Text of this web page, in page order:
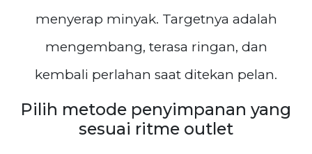
menyerap minyak. Targetnya adalah
mengembang, terasa ringan, dan
kembali perlahan saat ditekan pelan.
Pilih metode penyimpanan yang
sesuai ritme outlet